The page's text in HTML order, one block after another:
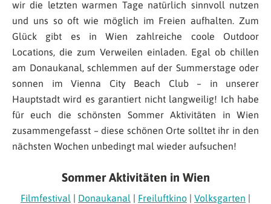
wir die letzten warmen Tage natürlich sinnvoll nutzen
und uns so oft wie möglich im Freien aufhalten. Zum
Glück gibt es in Wien zahlreiche coole Outdoor
Locations, die zum Verweilen einladen. Egal ob chillen
am Donaukanal, schlemmen auf der Summerstage oder
sonnen im Vienna City Beach Club – in unserer
Hauptstadt wird es garantiert nicht langweilig! Ich habe
für euch die schönsten Sommer Aktivitäten in Wien
zusammengefasst – diese schönen Orte solltet ihr in den
nächsten Wochen unbedingt mal wieder aufsuchen!
Sommer Aktivitäten in Wien
Filmfestival | Donaukanal | Freiluftkino | Volksgarten |